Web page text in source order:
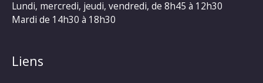
Lundi, mercredi, jeudi, vendredi, de 8h45 à 12h30
Mardi de 14h30 à 18h30
Liens